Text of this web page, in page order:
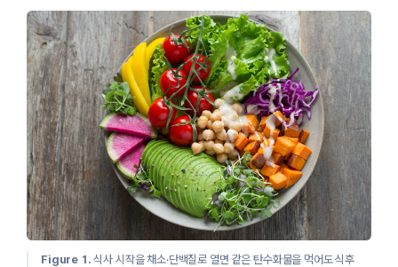
Figure 1. 식사 시작을 채소·단백질로 열면 같은 탄수화물을 먹어도 식후